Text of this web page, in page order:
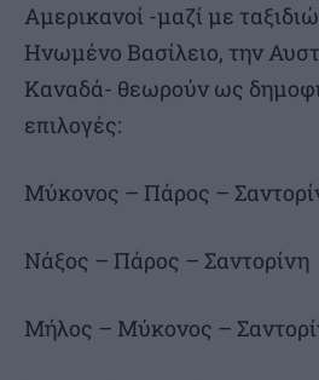
Αμερικανοί -μαζί με
Ηνωμένο Βασίλειο, την
Καναδά- θεωρούν ως
επιλογές:
Μύκονος – Πάρος –
Νάξος – Πάρος – Σαντορίνη
Μήλος – Μύκονος –